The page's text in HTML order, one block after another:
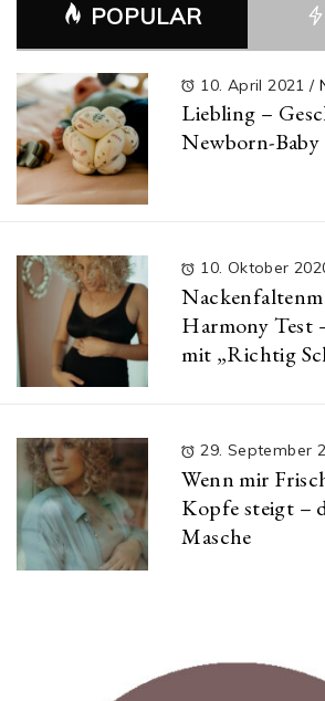
POPULAR
10. April 2021/
Liebling –
Newborn-Baby
10. Oktober
Harmony Test
mit „Richtig
29. September
Wenn mir
Kopfe steigt –
Masche